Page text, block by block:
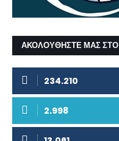
ΑΚΟΛΟΥΘΗΣΤΕ ΜΑΣ ΣΤΟ
234.210
2.998